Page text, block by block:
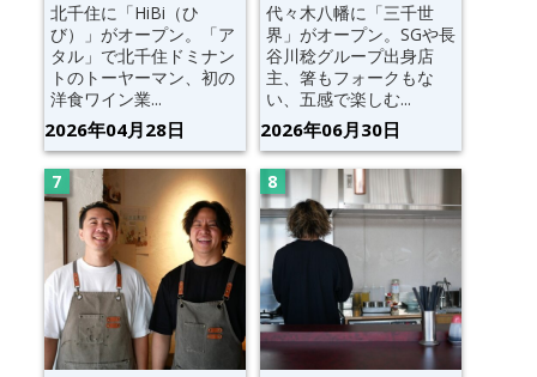
北千住に「HiBi（ひ
び）」がオープン。「ア
タル」で北千住ドミナン
トのトーヤーマン、初の
洋食ワイン業...
2026年04月28日
代々木八幡に「三千世
界」がオープン。SGや長
谷川稔グループ出身店
主、箸もフォークもな
い、五感で楽しむ...
2026年06月30日